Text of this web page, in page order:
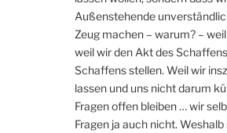
Außenstehende
Zeug machen – warum? –
weil wir den Akt des
Schaffens stellen. Weil wir
lassen und uns nicht darum
Fragen offen bleiben … wir
Fragen ja auch nicht.